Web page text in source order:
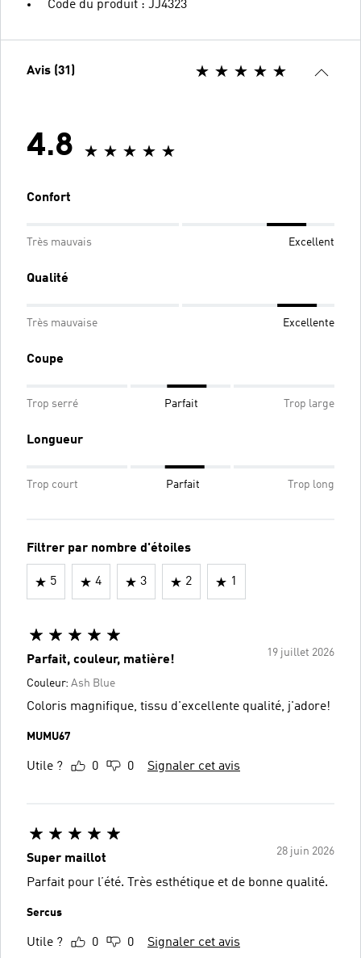
Code du produit : JJ4323
Avis (31)
4.8
Confort
Très mauvais Excellent
Qualité
Très mauvaise Excellente
Coupe
Trop serré Parfait Trop large
Longueur
Trop court Parfait Trop long
Filtrer par nombre d'étoiles
5 4 3 2 1
19 juillet 2026
Parfait, couleur, matière!
Couleur: Ash Blue
Coloris magnifique, tissu d'excellente qualité, j'adore!
MUMU67
Utile ? 0 0 Signaler cet avis
28 juin 2026
Super maillot
Parfait pour l’été. Très esthétique et de bonne qualité.
Sercus
Utile ? 0 0 Signaler cet avis